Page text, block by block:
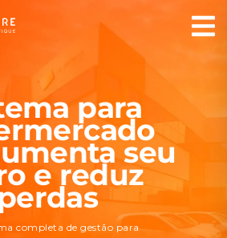
para
seu
e reduz
completa de gestão para